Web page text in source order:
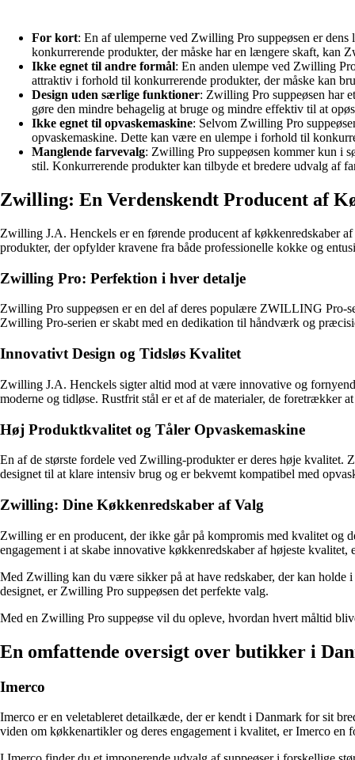
For kort: En af ulemperne ved Zwilling Pro suppeøsen er
konkurrerende produkter, der måske har en længere skaft, kan
Ikke egnet til andre formål: En anden ulempe ved Zwilling
attraktiv i forhold til konkurrerende produkter, der måske kan
Design uden særlige funktioner: Zwilling Pro suppeøsen har
gøre den mindre behagelig at bruge og mindre effektiv til at
Ikke egnet til opvaskemaskine: Selvom Zwilling Pro
opvaskemaskine. Dette kan være en ulempe i forhold til
Manglende farvevalg: Zwilling Pro suppeøsen kommer kun i
stil. Konkurrerende produkter kan tilbyde et bredere udvalg af
Zwilling: En Verdenskendt Producent af
Zwilling J.A. Henckels er en førende producent af køkkenredskaber
produkter, der opfylder kravene fra både professionelle kokke og
Zwilling Pro: Perfektion i hver detalje
Zwilling Pro suppeøsen er en del af deres populære ZWILLING Pro-
Zwilling Pro-serien er skabt med en dedikation til håndværk og
Innovativt Design og Tidsløs Kvalitet
Zwilling J.A. Henckels sigter altid mod at være innovative og
moderne og tidløse. Rustfrit stål er et af de materialer, de foretrækker
Høj Produktkvalitet og Tåler Opvaskemaskine
En af de største fordele ved Zwilling-produkter er deres høje kvalitet.
designet til at klare intensiv brug og er bekvemt kompatibel med
Zwilling: Dine Køkkenredskaber af Valg
Zwilling er en producent, der ikke går på kompromis med kvalitet og
engagement i at skabe innovative køkkenredskaber af højeste
Med Zwilling kan du være sikker på at have redskaber, der kan holde
designet, er Zwilling Pro suppeøsen det perfekte valg.
Med en Zwilling Pro suppeøse vil du opleve, hvordan hvert måltid
En omfattende oversigt over butikker i
Imerco
Imerco er en veletableret detailkæde, der er kendt i Danmark for sit
viden om køkkenartikler og deres engagement i kvalitet, er Imerco